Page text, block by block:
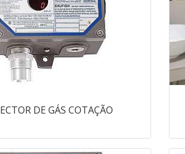
DE GÁS COTAÇÃO